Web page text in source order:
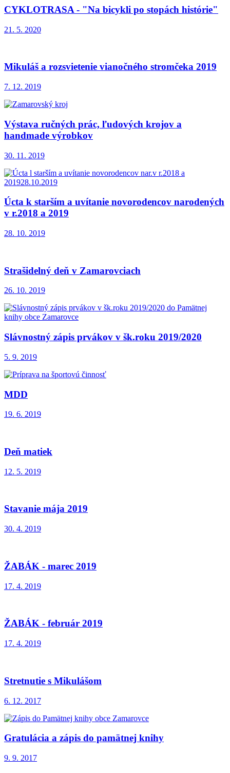
CYKLOTRASA - "Na bicykli po stopách histórie"
21. 5. 2020
Mikuláš a rozsvietenie vianočného stromčeka 2019
7. 12. 2019
Výstava ručných prác, ľudových krojov a
handmade výrobkov
30. 11. 2019
Úcta k starším a uvítanie novorodencov narodených
v r.2018 a 2019
28. 10. 2019
Strašidelný deň v Zamarovciach
26. 10. 2019
Slávnostný zápis prvákov v šk.roku 2019/2020
5. 9. 2019
MDD
19. 6. 2019
Deň matiek
12. 5. 2019
Stavanie mája 2019
30. 4. 2019
ŽABÁK - marec 2019
17. 4. 2019
ŽABÁK - február 2019
17. 4. 2019
Stretnutie s Mikulášom
6. 12. 2017
Gratulácia a zápis do pamätnej knihy
9. 9. 2017